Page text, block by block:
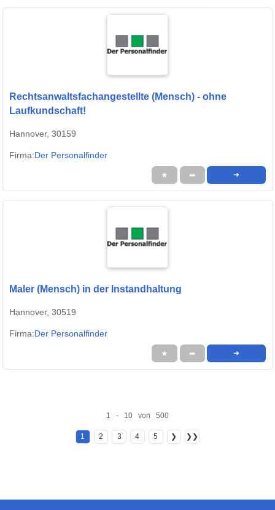
Rechtsanwaltsfachangestellte (Mensch) - ohne
Laufkundschaft!
Hannover, 30159
Firma:Der Personalfinder
★ ➦ ➜
Maler (Mensch) in der Instandhaltung
Hannover, 30519
Firma:Der Personalfinder
★ ➦ ➜
1 - 10 von 500
1 2 3 4 5 ❯ ❯❯